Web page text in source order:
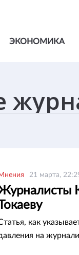
ЭКОНОМИКА
21 марта,
как
на